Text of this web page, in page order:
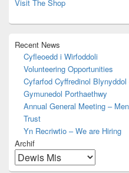
b
o
o
k
o
Area
Visit The Shop
Recent News
Cyfleoedd i Wirfoddoli
Volunteering Opportunities
Cyfarfod Cyffredinol
Gymunedol Porthaethwy
Annual General Meeting –
Trust
Yn Recriwtio – We are Hiring
Archif